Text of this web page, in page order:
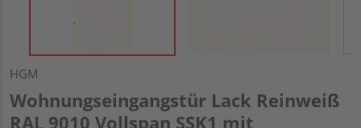
HGM
Wohnungseingangstür Lack Reinweiß
RAL 9010 Vollspan SSK1 mit